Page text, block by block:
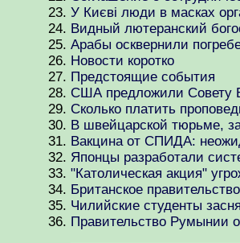
У Києві люди в масках
Видный лютеранский
Арабы осквернили
Новости коротко
Предстоящие события
США предложили Совету
Сколько платить
В швейцарской тюрьме,
Вакцина от СПИДА:
Японцы разработали
"Католическая акция"
Британское
Чилийские студенты
Правительство Румынии